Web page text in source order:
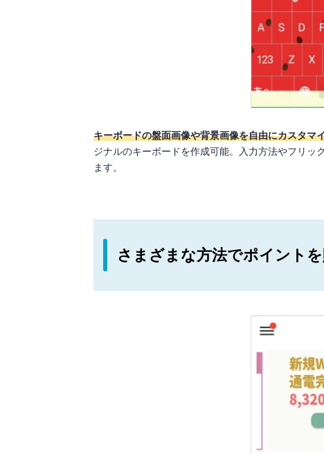
キーボードの盤面画像や背景画像を自由にカスタマ
ジナルのキーボードを作成可能。入力方法やフリッ
ます。
さまざまな方法でポイント